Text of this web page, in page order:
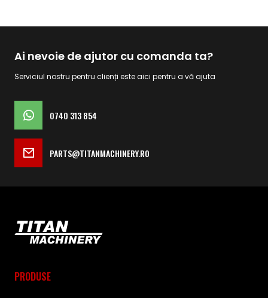
Ai nevoie de ajutor cu comanda ta?
Serviciul nostru pentru clienți este aici pentru a vă ajuta
0740 313 854
PARTS@TITANMACHINERY.RO
PRODUSE